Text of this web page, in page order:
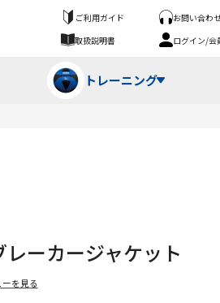
ご利用ガイド
お問い合わ
取扱説明書
ログイン/会
スト
トレーニング
ハードル・ハードル
ーカージャケット
ーを見る